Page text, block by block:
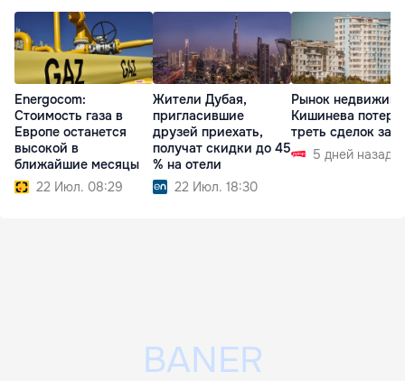
Energocom:
Стоимость газа в
Европе останется
высокой в
ближайшие месяцы
22 Июл. 08:29
Жители Дубая,
пригласившие
друзей приехать,
получат скидки до 45
% на отели
22 Июл. 18:30
Рынок
Кишинева
треть сделок за
5 дней назад